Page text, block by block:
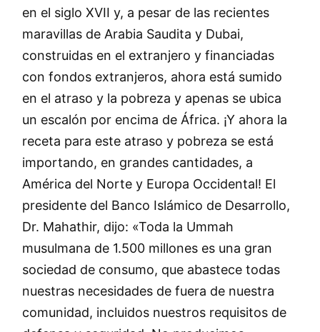
en el siglo XVII y, a pesar de las recientes
maravillas de Arabia Saudita y Dubai,
construidas en el extranjero y financiadas
con fondos extranjeros, ahora está sumido
en el atraso y la pobreza y apenas se ubica
un escalón por encima de África. ¡Y ahora la
receta para este atraso y pobreza se está
importando, en grandes cantidades, a
América del Norte y Europa Occidental! El
presidente del Banco Islámico de Desarrollo,
Dr. Mahathir, dijo: «Toda la Ummah
musulmana de 1.500 millones es una gran
sociedad de consumo, que abastece todas
nuestras necesidades de fuera de nuestra
comunidad, incluidos nuestros requisitos de